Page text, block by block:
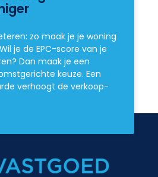
zo maak je je woning
je de EPC-score van je
Dan maak je een
keuze. Een
verhoogt de verkoop-